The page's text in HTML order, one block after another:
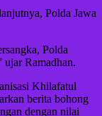
Polda Jawa
Polda
ujar Ramadhan.
Khilafatul
berita bohong
dengan nilai